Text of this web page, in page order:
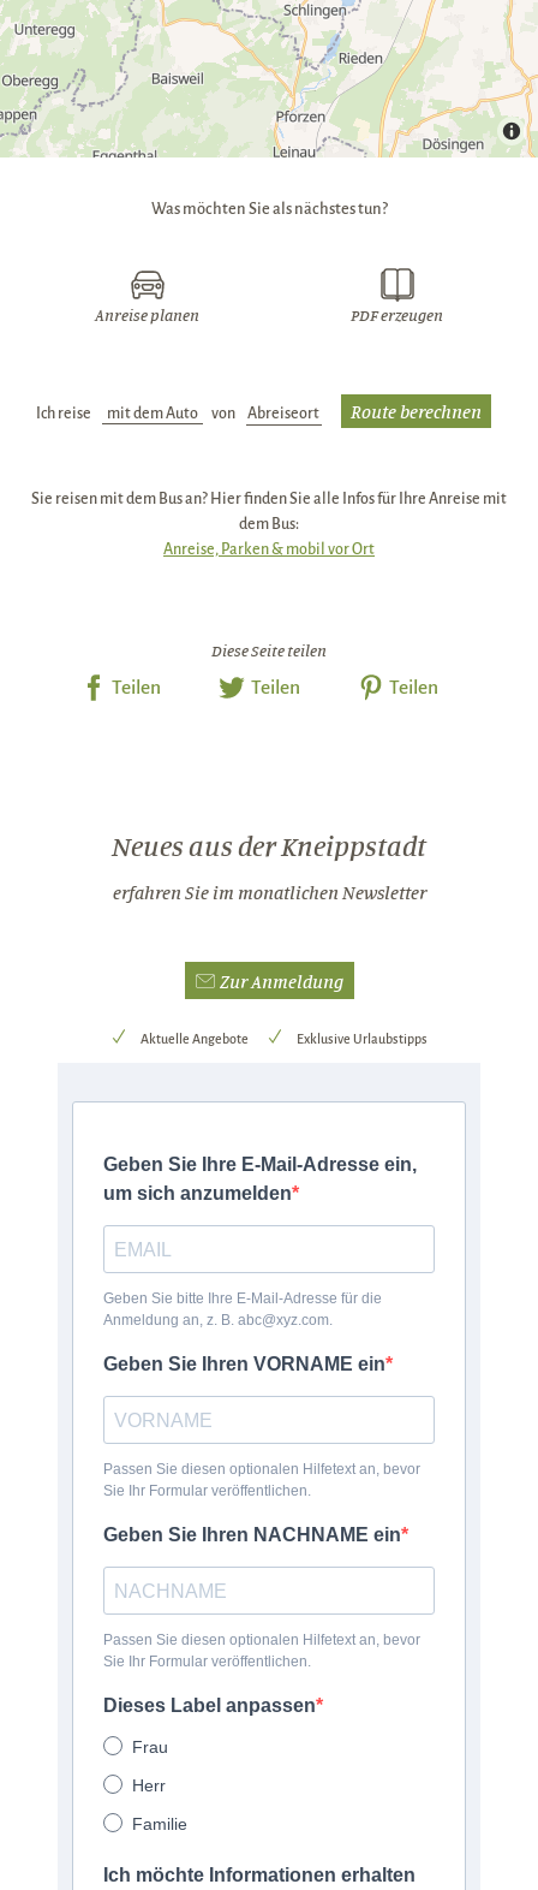
Was möchten Sie als nächstes tun?
Anreise planen PDF erzeugen
Ich reise Verkehrsmittel: von Abreiseort:
Sie reisen mit dem Bus an? Hier finden Sie alle Infos für Ihre Anreise mit
dem Bus:
Anreise, Parken & mobil vor Ort
Diese Seite teilen
Teilen Teilen Teilen
Neues aus der Kneippstadt
erfahren Sie im monatlichen Newsletter
Zur Anmeldung
Aktuelle Angebote Exklusive Urlaubstipps
Geben Sie Ihre E-Mail-Adresse ein,
um sich anzumelden
Geben Sie bitte Ihre E-Mail-Adresse für die
Anmeldung an, z. B. abc@xyz.com.
Geben Sie Ihren VORNAME ein
Passen Sie diesen optionalen Hilfetext an, bevor
Sie Ihr Formular veröffentlichen.
Geben Sie Ihren NACHNAME ein
Passen Sie diesen optionalen Hilfetext an, bevor
Sie Ihr Formular veröffentlichen.
Dieses Label anpassen
Frau
Herr
Familie
Ich möchte Informationen erhalten